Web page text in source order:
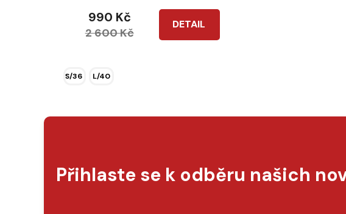
DETAIL
990 Kč
2 600 Kč
S/36 L/40
Přihlaste se k odběru našich